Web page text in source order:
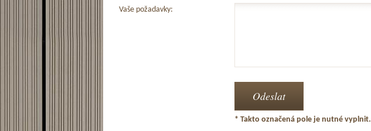
Vaše požadavky:
* Takto označená pole je nutné vyplnit.